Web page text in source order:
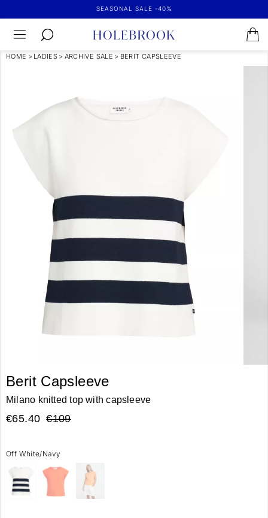
SEASONAL SALE -40%
HOME > LADIES > ARCHIVE SALE > BERIT CAPSLEEVE
Berit Capsleeve
Milano knitted top with capsleeve
€65.40 €109
Off White/Navy